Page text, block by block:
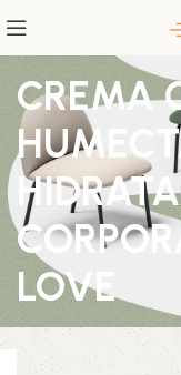
CREMA
LOVE